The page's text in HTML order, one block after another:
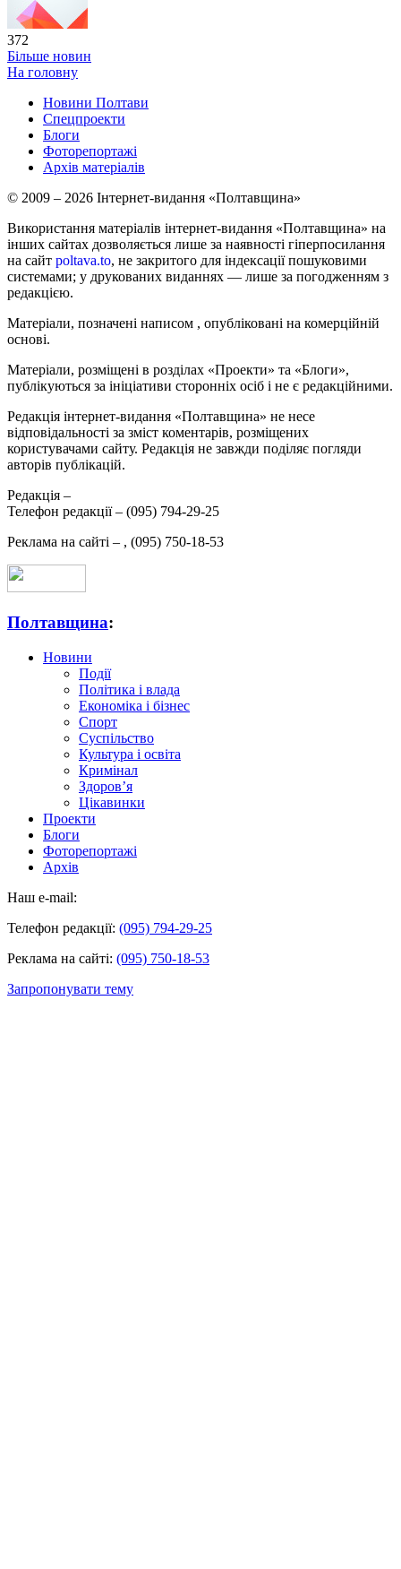
372
Більше новин
На головну
Новини Полтави
Спецпроекти
Блоги
Фоторепортажі
Архів матеріалів
© 2009 – 2026 Інтернет-видання «Полтавщина»
Використання матеріалів інтернет-видання «Полтавщина» на
інших сайтах дозволяється лише за наявності гіперпосилання
на сайт poltava.to, не закритого для індексації пошуковими
системами; у друкованих виданнях — лише за погодженням з
редакцією.
Матеріали, позначені написом , опубліковані на комерційній
основі.
Матеріали, розміщені в розділах «Проекти» та «Блоги»,
публікуються за ініціативи сторонніх осіб і не є редакційними.
Редакція інтернет-видання «Полтавщина» не несе
відповідальності за зміст коментарів, розміщених
користувачами сайту. Редакція не завжди поділяє погляди
авторів публікацій.
Редакція –
Телефон редакції – (095) 794-29-25
Реклама на сайті – , (095) 750-18-53
Полтавщина:
Новини
Події
Політика і влада
Економіка і бізнес
Спорт
Суспільство
Культура і освіта
Кримінал
Здоров’я
Цікавинки
Проекти
Блоги
Фоторепортажі
Архів
Наш e-mail:
Телефон редакції: (095) 794-29-25
Реклама на сайті: (095) 750-18-53
Запропонувати тему